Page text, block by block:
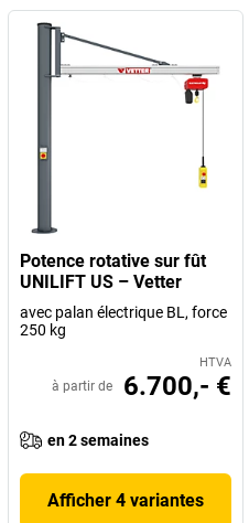
Potence rotative sur fût
UNILIFT US – Vetter
avec palan électrique BL, force
250 kg
HTVA
à partir de 6.700,- €
en 2 semaines
Afficher 4 variantes